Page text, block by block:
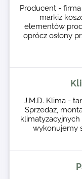
Producent -
markiz
elementów
oprócz osłony
J.M.D. Klima -
Sprzedaż,
wykonujemy